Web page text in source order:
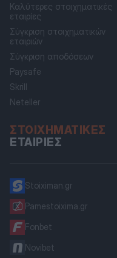
Καλύτερες στοιχηματικές
εταιρίες
Σύγκριση στοιχηματικών
εταιριών
Σύγκριση αποδόσεων
Paysafe
Skrill
Neteller
ΣΤΟΙΧΗΜΑΤΙΚΈΣ
ΕΤΑΙΡΊΕΣ
Stoiximan.gr
Pamestoixima.gr
Fonbet
Novibet